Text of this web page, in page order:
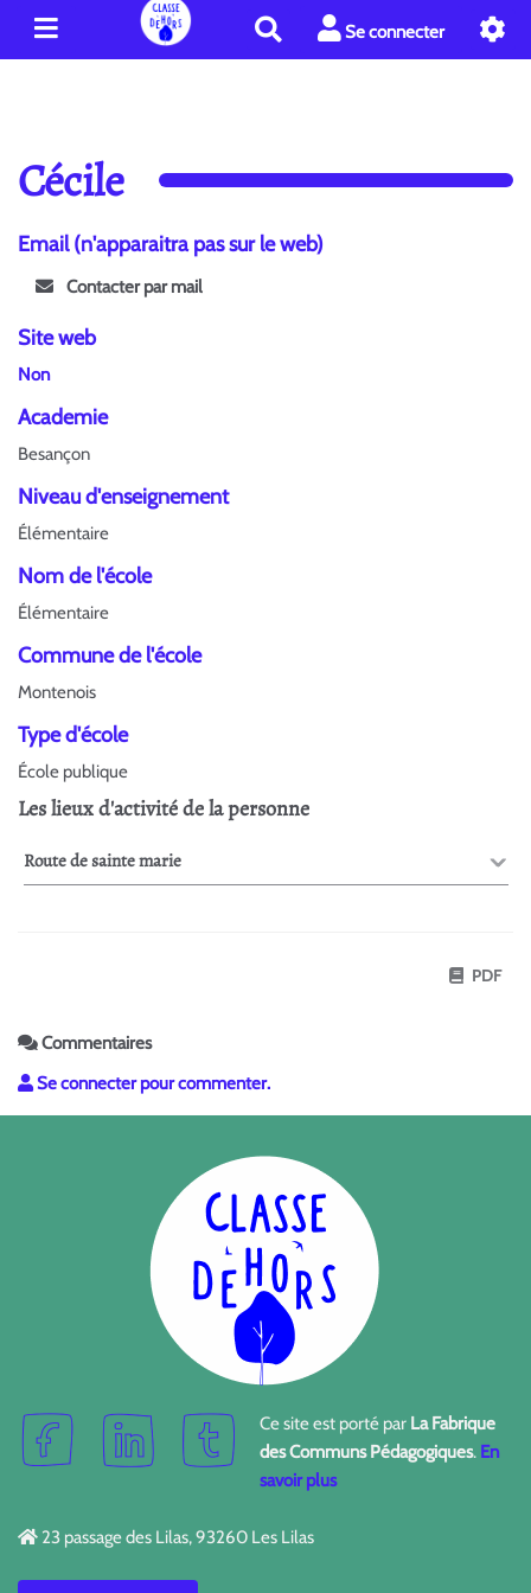
e
c
e
Se connecter
Cécile
Email (n'apparaitra pas sur le web)
Contacter par mail
Site web
Non
Academie
Besançon
Niveau d'enseignement
Élémentaire
Nom de l'école
Élémentaire
Commune de l'école
Montenois
Type d'école
École publique
Les lieux d'activité de la personne
Route de sainte marie
PDF
Commentaires
Se connecter pour commenter.
Ce site est porté par La Fabrique
des Communs Pédagogiques. En
savoir plus
23 passage des Lilas, 93260 Les Lilas